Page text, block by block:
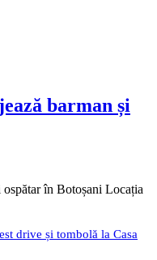
barman și
ospătar în Botoșani Locația
drive și tombolă la Casa